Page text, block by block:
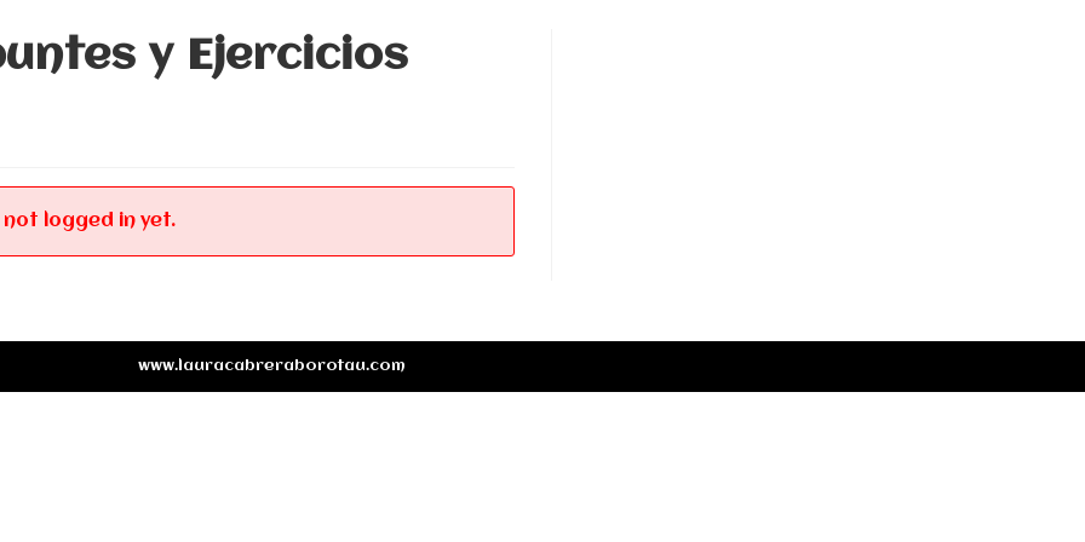
y Ejercicios
logged in yet.
www.lauracabreraborotau.com